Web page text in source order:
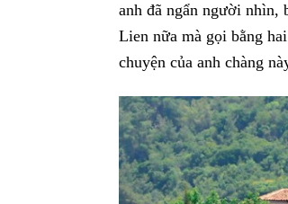
anh đã ngẩn người nhìn,
Lien nữa mà gọi bằng
chuyện của anh chàng